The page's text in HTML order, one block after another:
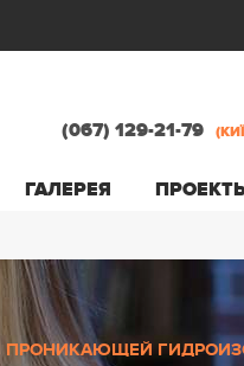
ГАЛЕРЕЯ
(067) 129-21-79
ПРОНИКАЮЩЕЙ